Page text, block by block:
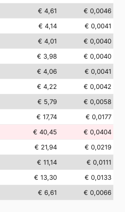
€ 4,61
€ 0,0046
€ 4,14
€ 0,0041
€ 4,01
€ 0,0040
€ 3,98
€ 0,0040
€ 4,06
€ 0,0041
€ 4,22
€ 0,0042
€ 5,79
€ 0,0058
€ 17,74
€ 0,0177
€ 40,45
€ 0,0404
€ 21,94
€ 0,0219
€ 11,14
€ 0,0111
€ 13,30
€ 0,0133
€ 6,61 € 0,0066